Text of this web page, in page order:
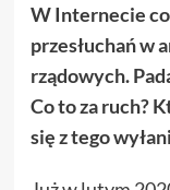
W Internecie
przesłuchań w
rządowych.
Co to za ruch?
się z tego